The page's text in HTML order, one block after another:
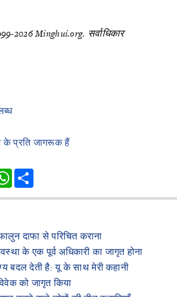
2026 Minghui.org. सर्वाधिकार
के प्रति जागरूक हैं
WhatsApp
दाफा से परिचित कराना
के एक पूर्व अधिकारी का जागृत होना
बदल देती है: यू के साथ मेरी कहानी
को जागृत किया